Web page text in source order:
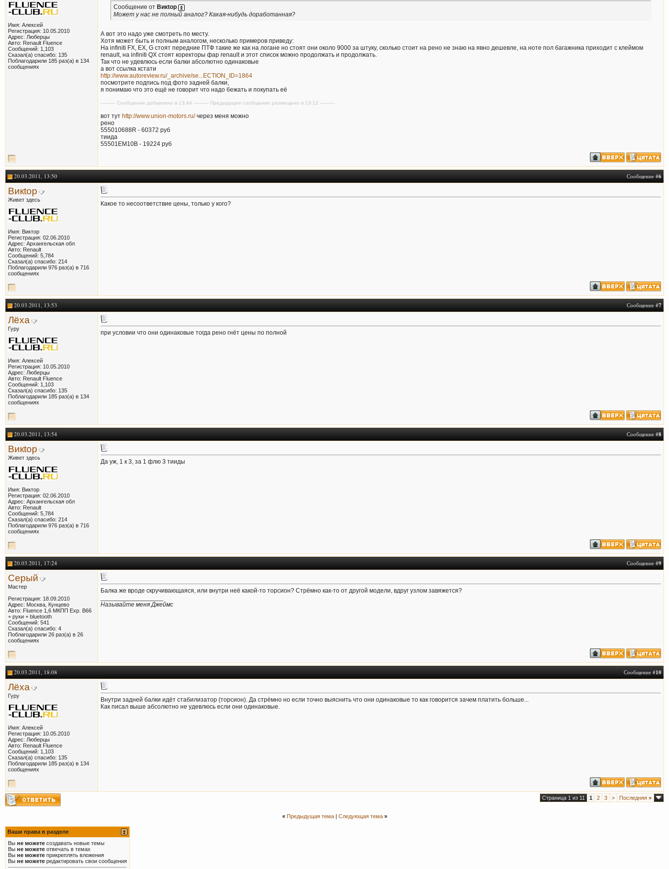
Имя: Алексей
Регистрация: 10.05.2010
Адрес: Люберцы
Авто: Renault Fluence
Сообщений: 1,103
Сказал(а) спасибо: 135
Поблагодарили 185 раз(а) в 134
сообщениях
Сообщение от Викtор
Может у нас не полный аналог? Какая-нибудь доработанная?
А вот это надо уже смотреть по месту.
Хотя может быть и полным аналогом, несколько примеров приведу:
На infiniti FX, EX, G стоят передние ПТФ такие же как на логане но стоят они около 9000 за штуку, сколько стоит на рено не знаю на явно дешевле, на ноте пол багажника приходит с клеймом
renault, на infiniti QX стоят коректоры фар renault и этот список можно продолжать и продолжать.
Так что не удевлюсь если балки абсолютно одинаковые
а вот ссылка кстати
http://www.autoreview.ru/_archive/se...ECTION_ID=1864
посмотрите подпись под фото задней балки,
я понимаю что это ещё не говорит что надо бежать и покупать её
---------- Сообщение добавлено в 13:44 ---------- Предыдущее сообщение размещено в 13:12 ----------
вот тут http://www.union-motors.ru/через меня можно
рено
555010688R - 60372 руб
тиида
55501EM10B - 19224 руб
20.03.2011, 13:50 Сообщение #6
Викtор
Живет здесь
Имя: Виктор
Регистрация: 02.06.2010
Адрес: Архангельская обл
Авто: Renault
Сообщений: 5,784
Сказал(а) спасибо: 214
Поблагодарили 976 раз(а) в 716
сообщениях
Какое то несоответствие цены, только у кого?
20.03.2011, 13:53 Сообщение #7
Лёха
Гуру
Имя: Алексей
Регистрация: 10.05.2010
Адрес: Люберцы
Авто: Renault Fluence
Сообщений: 1,103
Сказал(а) спасибо: 135
Поблагодарили 185 раз(а) в 134
сообщениях
при условии что они одинаковые тогда рено гнёт цены по полной
20.03.2011, 13:54 Сообщение #8
Викtор
Живет здесь
Имя: Виктор
Регистрация: 02.06.2010
Адрес: Архангельская обл
Авто: Renault
Сообщений: 5,784
Сказал(а) спасибо: 214
Поблагодарили 976 раз(а) в 716
сообщениях
Да уж, 1 к 3, за 1 флю 3 тииды
20.03.2011, 17:24 Сообщение #9
Серый
Мастер
Регистрация: 18.09.2010
Адрес: Москва, Кунцево
Авто: Fluence 1,6 МКПП Exp. В66
+ руки + bluetooth
Сообщений: 541
Сказал(а) спасибо: 4
Поблагодарили 26 раз(а) в 26
сообщениях
Балка же вроде скручивающаяся, или внутри неё какой-то торсион? Стрёмно как-то от другой модели, вдруг узлом завяжется?
Называйте меня Джеймс
20.03.2011, 18:08 Сообщение #10
Лёха
Гуру
Имя: Алексей
Регистрация: 10.05.2010
Адрес: Люберцы
Авто: Renault Fluence
Сообщений: 1,103
Сказал(а) спасибо: 135
Поблагодарили 185 раз(а) в 134
сообщениях
Внутри задней балки идёт стабилизатор (торсион). Да стрёмно но если точно выяснить что они одинаковые то как говорится зачем платить больше...
Как писал выше абсолютно не удевлюсь если они одинаковые.
Страница 1 из 11 1 2 3 > Последняя »
« Предыдущая тема| Следующая тема »
Ваши права в разделе
Вы не можете создавать новые темы
Вы не можете отвечать в темах
Вы не можете прикреплять вложения
Вы не можете редактировать свои сообщения